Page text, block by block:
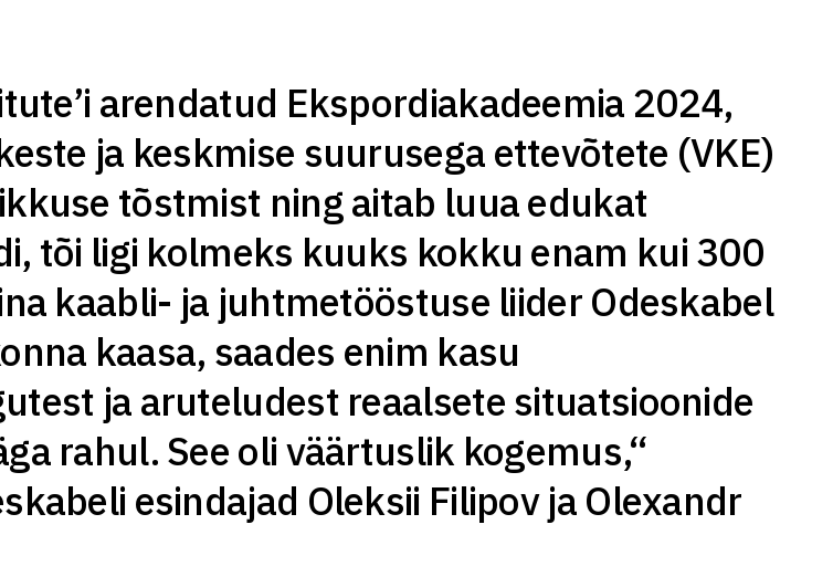
arendatud Ekspordiakadeemia 2024,
ja keskmise suurusega ettevõtete (VKE)
tõstmist ning aitab luua edukat
tõi ligi kolmeks kuuks kokku enam kui 300
kaabli- ja juhtmetööstuse liider Odeskabel
kaasa, saades enim kasu
ja aruteludest reaalsete situatsioonide
rahul. See oli väärtuslik kogemus,“
esindajad Oleksii Filipov ja Olexandr